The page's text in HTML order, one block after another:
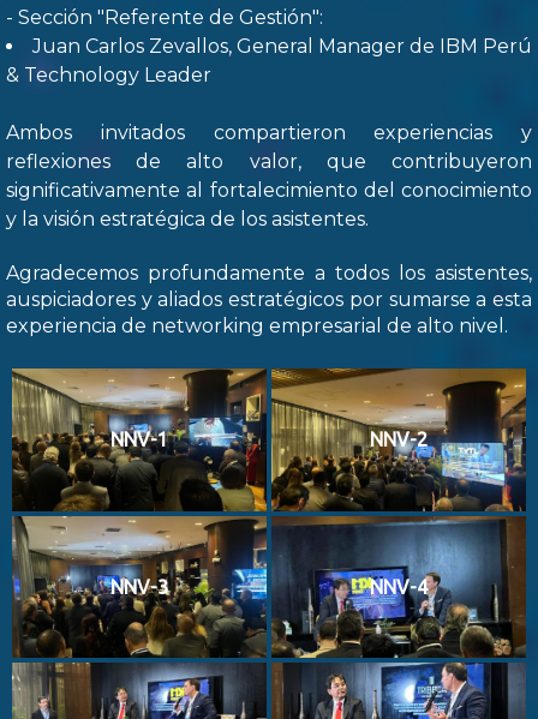
- Sección "Referente de Gestión":
Juan Carlos Zevallos, General Manager de IBM Perú
& Technology Leader
Ambos invitados compartieron experiencias y
reflexiones de alto valor, que contribuyeron
significativamente al fortalecimiento del conocimiento
y la visión estratégica de los asistentes.
Agradecemos profundamente a todos los asistentes,
auspiciadores y aliados estratégicos por sumarse a esta
experiencia de networking empresarial de alto nivel.
NNV-1 NNV-2
NNV-3 NNV-4